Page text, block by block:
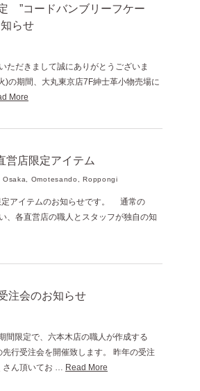
”コードバンブリーフケー
らせ
ただきまして誠にありがとうございま
)の期間、大丸東京店7F紳士革小物売場に
More
営店限定アイテム
Omotesando, Roppongi
定アイテムのお知らせです。 通常の
、各直営店の職人とスタッフが独自の知
注会のお知らせ
間限定で、六本木店の職人が作成する
先行受注会を開催致します。 昨年の受注
さん頂いてお … Read More